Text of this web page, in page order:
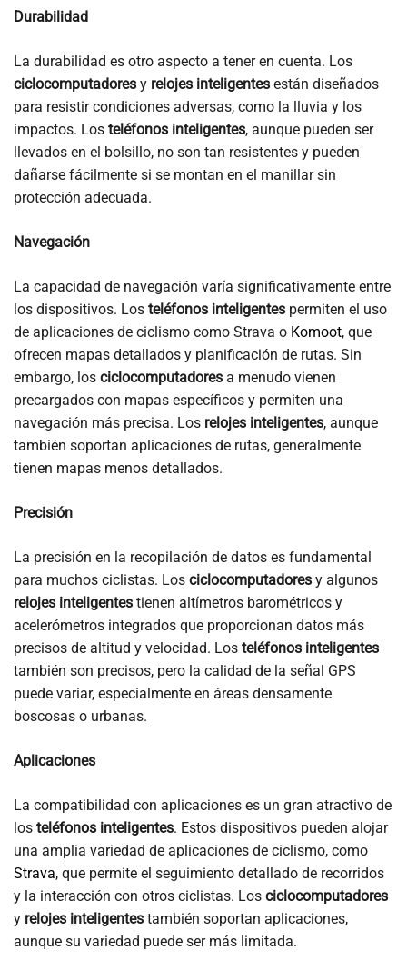
Durabilidad
La durabilidad es otro aspecto a tener en cuenta. Los
ciclocomputadores y relojes inteligentes están diseñados
para resistir condiciones adversas, como la lluvia y los
impactos. Los teléfonos inteligentes, aunque pueden ser
llevados en el bolsillo, no son tan resistentes y pueden
dañarse fácilmente si se montan en el manillar sin
protección adecuada.
Navegación
La capacidad de navegación varía significativamente entre
los dispositivos. Los teléfonos inteligentes permiten el uso
de aplicaciones de ciclismo como Strava o Komoot, que
ofrecen mapas detallados y planificación de rutas. Sin
embargo, los ciclocomputadores a menudo vienen
precargados con mapas específicos y permiten una
navegación más precisa. Los relojes inteligentes, aunque
también soportan aplicaciones de rutas, generalmente
tienen mapas menos detallados.
Precisión
La precisión en la recopilación de datos es fundamental
para muchos ciclistas. Los ciclocomputadores y algunos
relojes inteligentes tienen altímetros barométricos y
acelerómetros integrados que proporcionan datos más
precisos de altitud y velocidad. Los teléfonos inteligentes
también son precisos, pero la calidad de la señal GPS
puede variar, especialmente en áreas densamente
boscosas o urbanas.
Aplicaciones
La compatibilidad con aplicaciones es un gran atractivo de
los teléfonos inteligentes. Estos dispositivos pueden alojar
una amplia variedad de aplicaciones de ciclismo, como
Strava, que permite el seguimiento detallado de recorridos
y la interacción con otros ciclistas. Los ciclocomputadores
y relojes inteligentes también soportan aplicaciones,
aunque su variedad puede ser más limitada.